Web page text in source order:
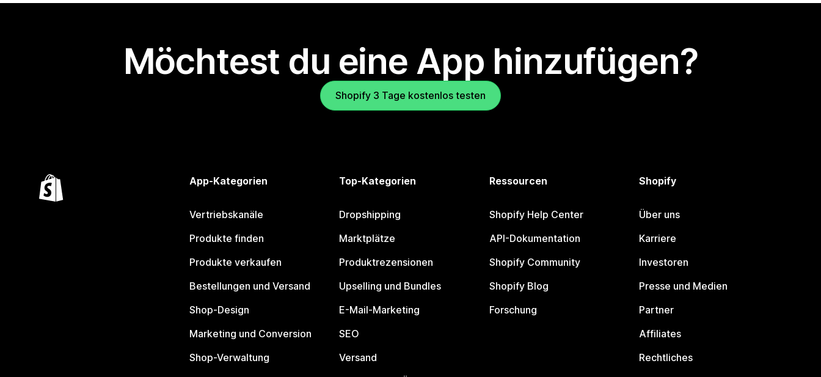
Möchtest du eine App hinzufügen?
Shopify 3 Tage kostenlos testen
App-Kategorien
Vertriebskanäle
Produkte finden
Produkte verkaufen
Bestellungen und Versand
Shop-Design
Marketing und Conversion
Shop-Verwaltung
Top-Kategorien
Dropshipping
Marktplätze
Produktrezensionen
Upselling und Bundles
E-Mail-Marketing
SEO
Versand
Ressourcen
Shopify Help Center
API-Dokumentation
Shopify Community
Shopify Blog
Forschung
Shopify
Über uns
Karriere
Investoren
Presse und Medien
Partner
Affiliates
Rechtliches